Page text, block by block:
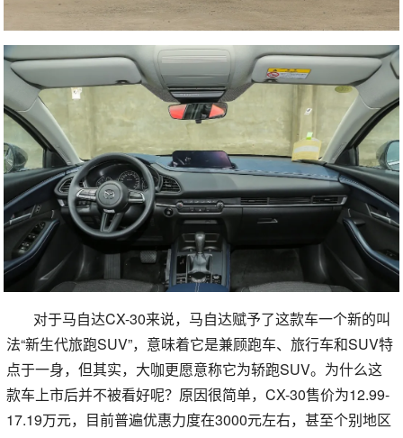
对于马自达CX-30来说，马自达赋予了这款车一个新的叫
法“新生代旅跑SUV”，意味着它是兼顾跑车、旅行车和SUV特
点于一身，但其实，大咖更愿意称它为轿跑SUV。为什么这
款车上市后并不被看好呢？原因很简单，CX-30售价为12.99-
17.19万元，目前普遍优惠力度在3000元左右，甚至个别地区